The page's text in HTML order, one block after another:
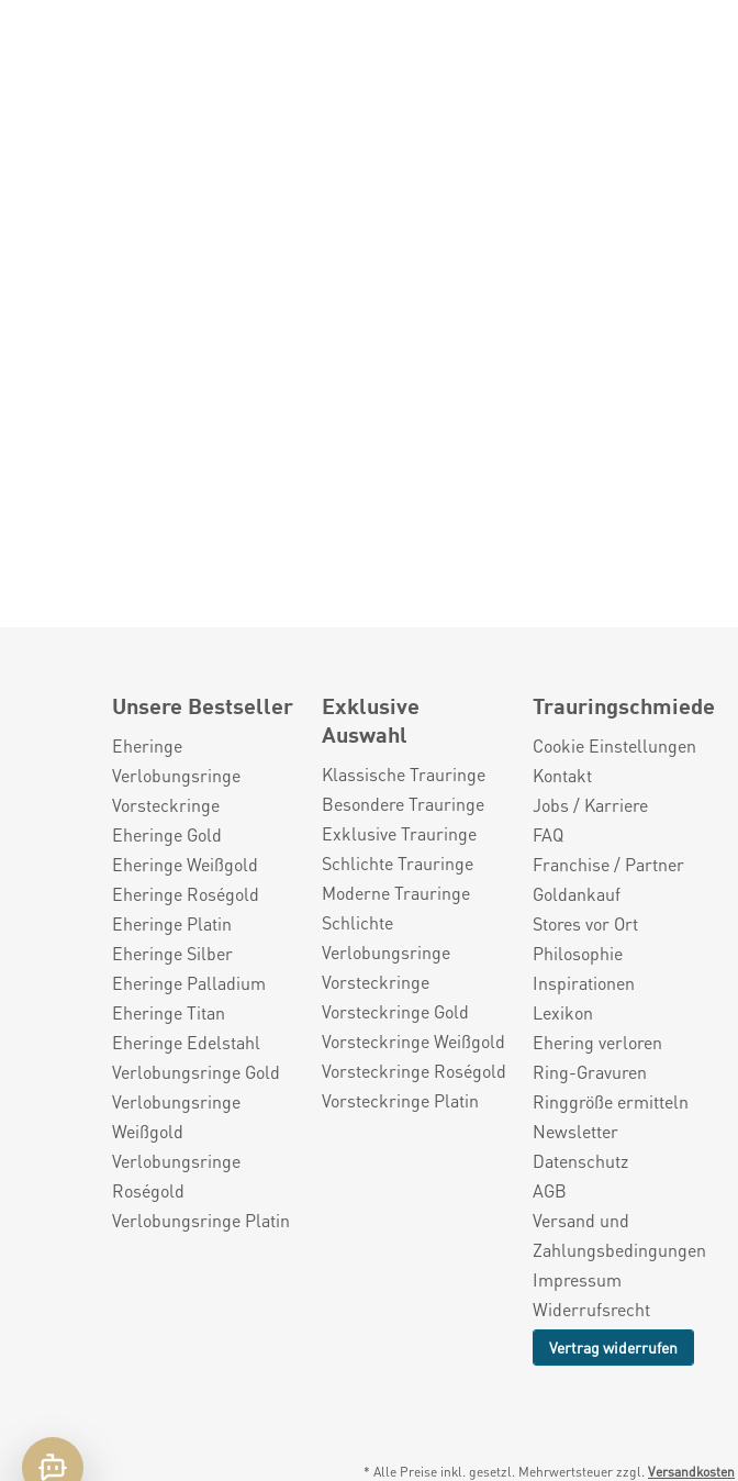
Unsere Bestseller
Eheringe
Verlobungsringe
Vorsteckringe
Eheringe Gold
Eheringe Weißgold
Eheringe Roségold
Eheringe Platin
Eheringe Silber
Eheringe Palladium
Eheringe Titan
Eheringe Edelstahl
Verlobungsringe Gold
Verlobungsringe
Weißgold
Verlobungsringe
Roségold
Verlobungsringe Platin
Exklusive
Auswahl
Klassische Trauringe
Besondere Trauringe
Exklusive Trauringe
Schlichte Trauringe
Moderne Trauringe
Schlichte
Verlobungsringe
Vorsteckringe
Vorsteckringe Gold
Vorsteckringe Weißgold
Vorsteckringe Roségold
Vorsteckringe Platin
Trauringschmiede
Cookie Einstellungen
Kontakt
Jobs / Karriere
FAQ
Franchise / Partner
Goldankauf
Stores vor Ort
Philosophie
Inspirationen
Lexikon
Ehering verloren
Ring-Gravuren
Ringgröße ermitteln
Newsletter
Datenschutz
AGB
Versand und
Zahlungsbedingungen
Impressum
Widerrufsrecht
Vertrag widerrufen
* Alle Preise inkl. gesetzl. Mehrwertsteuer zzgl. Versandkosten